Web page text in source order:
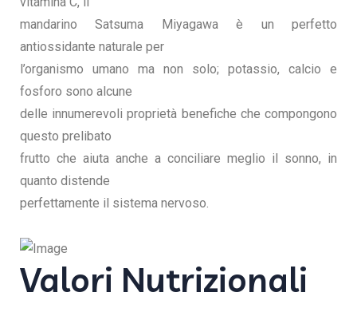
mandarino Satsuma Miyagawa è un perfetto
antiossidante naturale per
l’organismo umano ma non solo; potassio, calcio e
fosforo sono alcune
delle innumerevoli proprietà benefiche che compongono
questo prelibato
frutto che aiuta anche a conciliare meglio il sonno, in
quanto distende
perfettamente il sistema nervoso.
Valori Nutrizionali